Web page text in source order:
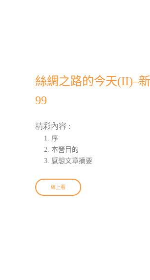
絲綢之路的今天(II)–
99
精彩內容 :
序
本營目的
感想文章摘要
線上看